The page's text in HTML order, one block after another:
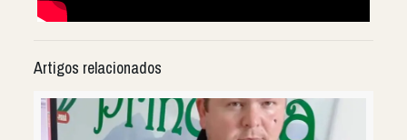
Artigos relacionados